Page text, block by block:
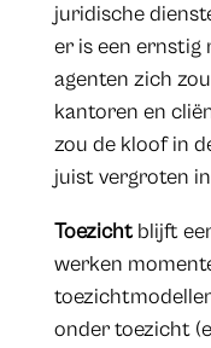
juridische
er is een ernstig
agenten zich
kantoren en
zou de kloof in
juist vergroten
Toezichtblijft
werken
onder toezicht